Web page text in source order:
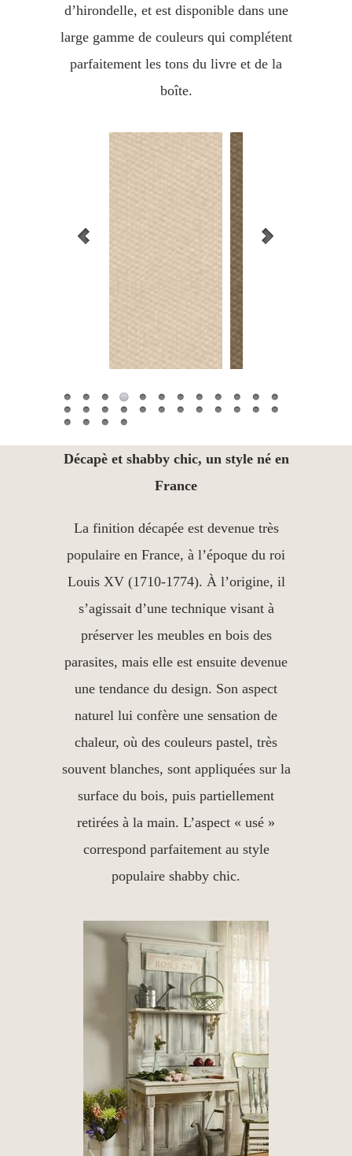
d’hirondelle, et est disponible dans une
large gamme de couleurs qui complétent
parfaitement les tons du livre et de la
boîte.
Décapè et shabby chic, un style né en
France
La finition décapée est devenue très
populaire en France, à l’époque du roi
Louis XV (1710-1774). À l’origine, il
s’agissait d’une technique visant à
préserver les meubles en bois des
parasites, mais elle est ensuite devenue
une tendance du design. Son aspect
naturel lui confère une sensation de
chaleur, où des couleurs pastel, très
souvent blanches, sont appliquées sur la
surface du bois, puis partiellement
retirées à la main. L’aspect « usé »
correspond parfaitement au style
populaire shabby chic.